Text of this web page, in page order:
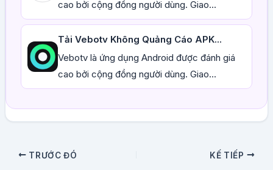
cao bởi cộng đồng người dùng. Giao...
Tải Vebotv Không Quảng Cáo APK...
Vebotv là ứng dụng Android được đánh giá
cao bởi cộng đồng người dùng. Giao...
TRƯỚC ĐÓ KẾ TIẾP